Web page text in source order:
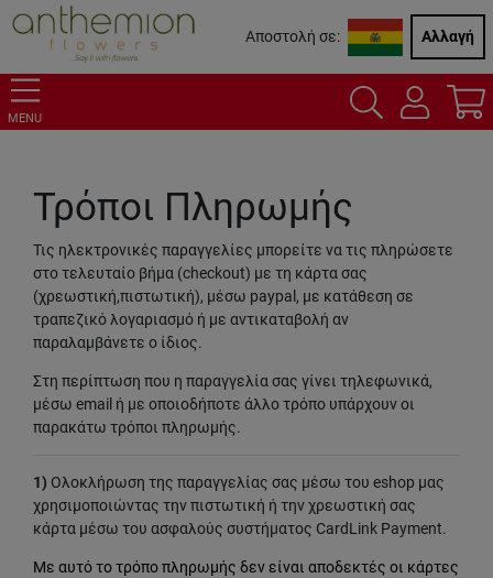
Αποστολή σε: Αλλαγή
MENU
Τρόποι Πληρωμής
Τις ηλεκτρονικές παραγγελίες μπορείτε να τις πληρώσετε
στο τελευταίο βήμα (checkout) με τη κάρτα σας
(χρεωστική,πιστωτική), μέσω paypal, με κατάθεση σε
τραπεζικό λογαριασμό ή με αντικαταβολή αν
παραλαμβάνετε ο ίδιος.
Στη περίπτωση που η παραγγελία σας γίνει τηλεφωνικά,
μέσω email ή με οποιοδήποτε άλλο τρόπο υπάρχουν οι
παρακάτω τρόποι πληρωμής.
1) Ολοκλήρωση της παραγγελίας σας μέσω του eshop μας
χρησιμοποιώντας την πιστωτική ή την χρεωστική σας
κάρτα μέσω του ασφαλούς συστήματος CardLink Payment.
Με αυτό το τρόπο πληρωμής δεν είναι αποδεκτές οι κάρτες